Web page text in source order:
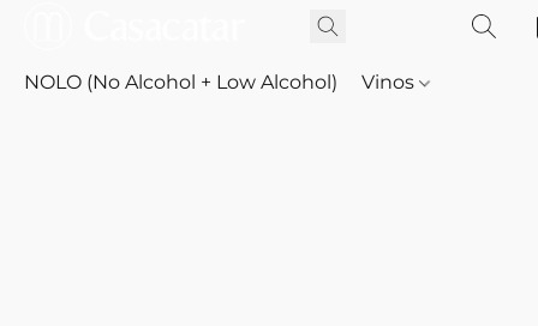
NOLO (No Alcohol + Low Alcohol) Vinos